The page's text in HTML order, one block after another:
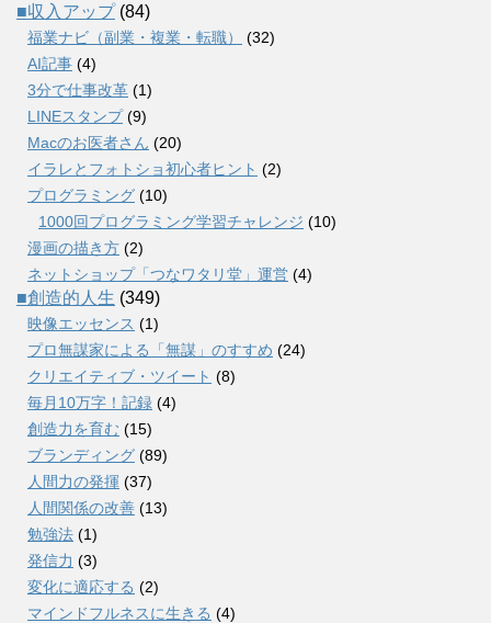
■収入アップ(84)
福業ナビ（副業・複業・転職）
(32)
AI記事 (4)
3分で仕事改革 (1)
LINEスタンプ(9)
Macのお医者さん (20)
イラレとフォトショ初心者ヒント (2)
プログラミング (10)
1000回プログラミング学習チャレンジ (10)
漫画の描き方 (2)
ネットショップ「つなワタリ堂」運営 (4)
■創造的人生 (349)
映像エッセンス (1)
プロ無謀家による「無謀」のすすめ (24)
クリエイティブ・ツイート (8)
毎月10万字！記録 (4)
創造力を育む (15)
ブランディング (89)
人間力の発揮 (37)
人間関係の改善 (13)
勉強法 (1)
発信力 (3)
変化に適応する (2)
マインドフルネスに生きる (4)